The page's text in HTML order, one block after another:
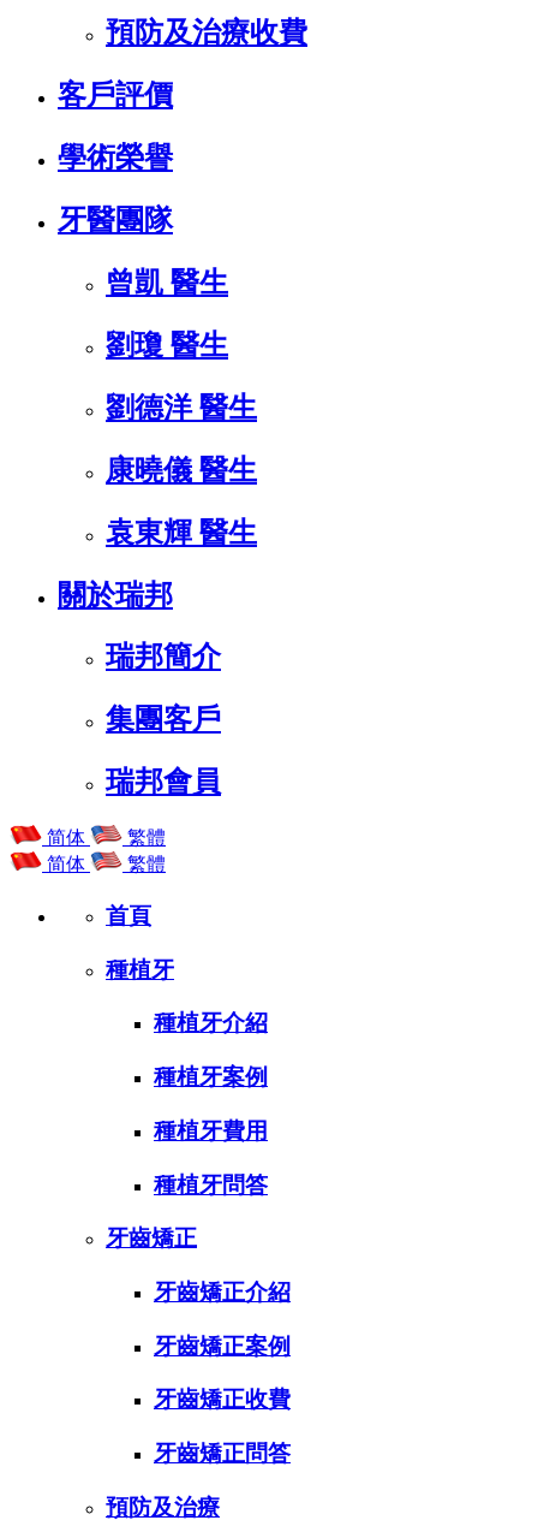
預防及治療收費
客戶評價
學術榮譽
牙醫團隊
曾凱 醫生
劉瓊 醫生
劉德洋 醫生
康曉儀 醫生
袁東輝 醫生
關於瑞邦
瑞邦簡介
集團客戶
瑞邦會員
简体
繁體
简体
繁體
首頁
種植⽛
種植牙介紹
種植牙案例
種植牙費用
種植牙問答
牙齒矯正
牙齒矯正介紹
牙齒矯正案例
牙齒矯正收費
牙齒矯正問答
預防及治療